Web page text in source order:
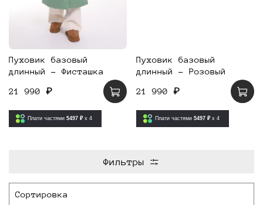
Пуховик базовый
длинный - Фисташка
21 990 ₽
Плати частями 5497 ₽ x 4
Пуховик базовый
длинный - Розовый
21 990 ₽
Плати частями 5497 ₽ x 4
Фильтры